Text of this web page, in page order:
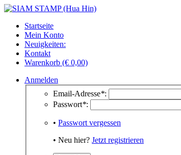
Startseite
Mein Konto
Neuigkeiten:
Kontakt
Warenkorb (€ 0,00)
Anmelden
Email-Adresse*:
Passwort*:
• Passwort vergessen
• Neu hier? Jetzt registrieren